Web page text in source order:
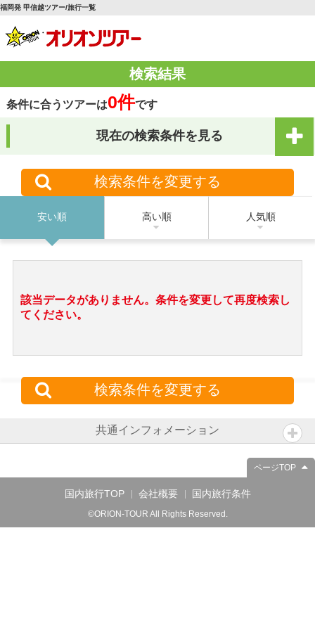
福岡発 甲信越ツアー/旅行一覧
検索結果
条件に合うツアーは0件です
現在の検索条件を見る
検索条件を変更する
安い順 高い順 人気順
該当データがありません。条件を変更して再度検索し
てください。
検索条件を変更する
共通インフォメーション
ページTOP
国内旅行TOP 会社概要 国内旅行条件
©ORION-TOUR All Rights Reserved.